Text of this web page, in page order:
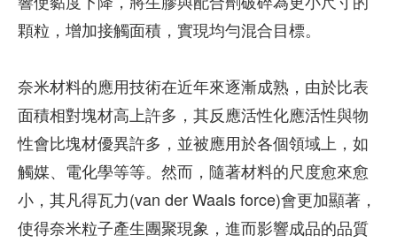
顆粒，增加接觸面積，實現均勻混合目標。
奈米材料的應用技術在近年來逐漸成熟，由於比表
面積相對塊材高上許多，其反應活性化應活性與物
性會比塊材優異許多，並被應用於各個領域上，如
觸媒、電化學等等。然而，隨著材料的尺度愈來愈
小，其凡得瓦力(van der Waals force)會更加顯著，
使得奈米粒子產生團聚現象，進而影響成品的品質